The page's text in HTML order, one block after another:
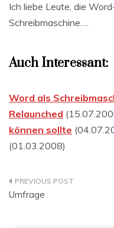
Ich liebe Leute, die
Schreibmaschine….
Auch Interessant:
Word als
Relaunched
können sollte
(01.03.2008)
Umfrage